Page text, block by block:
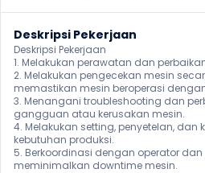
Deskripsi Pekerjaan
Deskripsi Pekerjaan
1. Melakukan perawatan dan
2. Melakukan pengecekan mesin
memastikan mesin beroperasi
3. Menangani troubleshooting dan
gangguan atau kerusakan mesin.
4. Melakukan setting, penyetelan, dan
kebutuhan produksi.
5. Berkoordinasi dengan operator
meminimalkan downtime mesin.